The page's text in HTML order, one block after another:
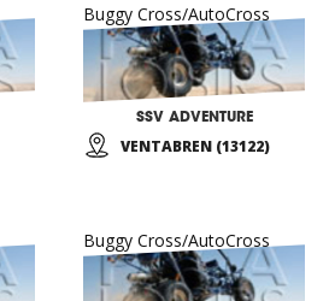
Buggy Cross/AutoCross
SSV ADVENTURE
VENTABREN (13122)
Buggy Cross/AutoCross